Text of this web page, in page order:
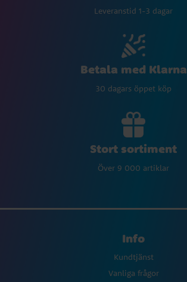
Leveranstid 1-3 dagar
Betala med Klarna
30 dagars öppet köp
Stort sortiment
Över 9 000 artiklar
Info
Kundtjänst
Vanliga frågor